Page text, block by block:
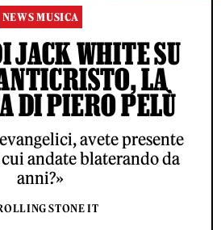
NEWS MUSICA
JACK WHITE SU
LA
DI PIERO PELÙ
avete presente
andate blaterando da
anni?»
STONE IT